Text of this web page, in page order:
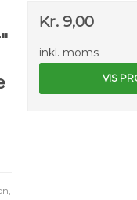
Kr. 9,00
inkl. moms
VIS